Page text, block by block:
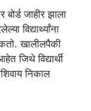
जाहीर झाला
विद्यार्थ्यांना
खालीलपैकी
जिथे विद्यार्थी
निकाल